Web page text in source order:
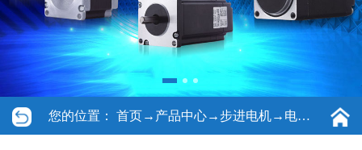
您的位置： 首页→ 产品中心→ 步进电机→ 电机28系列